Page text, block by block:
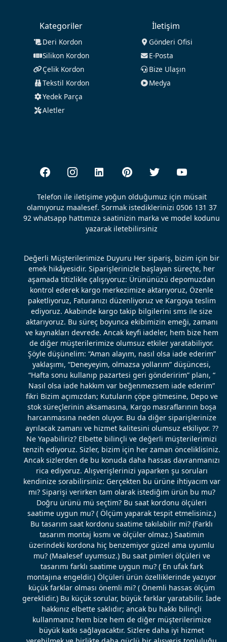
Kategoriler
Deri Kordon
Silikon Kordon
Çelik Kordon
Tekstil Kordon
Yedek Parça
Aletler
İletişim
Gönderi Ofisi
E-Posta
Bize Ulaşın
Medya
Telefon ile iletişime yoğun olduğumuz için müsait
olamıyoruz maalesef. Sormak istediklerinizi 0506 131 37
92 whatsapp hattımıza saatinizin marka ve model kodunu
yazarak iletebilirsiniz
Değerli Müşterilerimize Duyuru Her sipariş, bizim için bir
emek hikâyesidir. Siparişlerinizle başlayan süreçte, her
aşamada titizlikle çalışıyoruz: Ürününüzü depomuzdan
kontrol ederek kargo merkezimize aktarıyoruz, Özenle
paketliyoruz, Faturanızı düzenliyoruz ve Kargoya teslim
ediyoruz. Akabinde kargo takip bilgilerini sms ile size
aktarıyoruz. Bu süreç boyunca ekibimizin emeği, zamanı
ve kaynakları devrede. Ancak keyfi iadeler, hem bize hem
de diğer müşterilerimize olumsuz etkiler yaratabiliyor.
Şöyle düşünelim: “Aman alayım, nasıl olsa iade ederim”
yaklaşımı, “Deneyeyim, olmazsa yollarım” düşüncesi,
“Hafta sonu kullanıp pazartesi geri gönderirim” planı, “
Nasıl olsa iade hakkım var beğenmezsem iade ederim”
fikri Bizim açımızdan; Kutuların çöpe gitmesine, Depo ve
stok süreçlerinin aksamasına, Kargo masraflarının boşa
harcanmasına neden oluyor. Bu da diğer siparişlerinize
ayrılacak zamanı ve hizmet kalitesini olumsuz etkiliyor. ??
Ne Yapabiliriz? Elbette bilinçli ve değerli müşterilerimizi
tenzih ediyoruz. Sizler, bizim için her zaman önceliklisiniz.
Ancak sizlerden de bu konuda daha hassas davranmanızı
rica ediyoruz. Alışverişlerinizi yaparken şu soruları
kendinize sorabilirsiniz: Gerçekten bu ürüne ihtiyacım var
mı? Siparişi verirken tam olarak istediğim ürün bu mu?
Doğru ürünü mü seçtim? Bu saat kordonu ölçüleri
saatime uygun mu? ( Ölçüm yaparak tespit etmelisiniz.)
Bu tasarım saat kordonu saatime takılabilir mi? (Farklı
tasarım montaj kısmı ve ölçüler olmaz.) Saatimin
üzerindeki kordona hiç benzemiyor güzel ama uyumlu
mu? (Maalesef uyumsuz.) Bu saat pimleri ölçüleri ve
tasarımı farklı saatime uygun mu? ( En ufak fark
montajına engeldir.) Ölçüleri ürün özelliklerinde yazıyor
küçük farklar olması önemli mi? ( Önemli hassas ölçüm
gereklidir.) Bu küçük sorular, büyük farklar yaratabilir. İade
hakkınız elbette saklıdır; ancak bu hakkı bilinçli
kullanmanız hem bize hem de diğer müşterilerimize
büyük katkı sağlayacaktır. Sizlere daha iyi hizmet